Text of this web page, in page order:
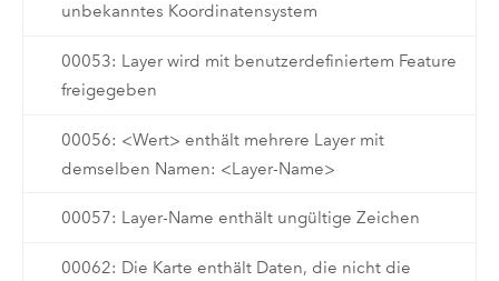
unbekanntes Koordinatensystem
00053: Layer wird mit benutzerdefiniertem Feature
freigegeben
00056: <Wert> enthält mehrere Layer mit
demselben Namen: <Layer-Name>
00057: Layer-Name enthält ungültige Zeichen
00062: Die Karte enthält Daten, die nicht die